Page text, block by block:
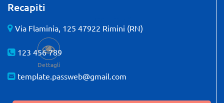
Dettagli
Recapiti
Via Flaminia, 125 47922 Rimini (RN)
123 456 789
template.passweb@gmail.com